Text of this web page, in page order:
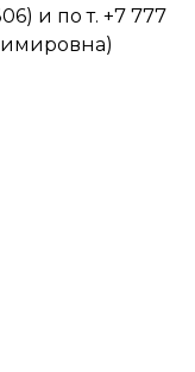
и по т. +7 777